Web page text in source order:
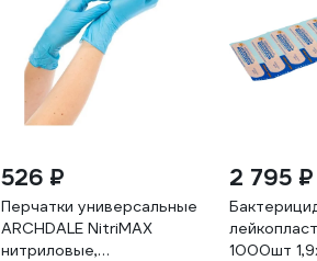
526 ₽
Перчатки универсальные
ARCHDALE NitriMAX
нитриловые,
2 795 ₽
1000шт